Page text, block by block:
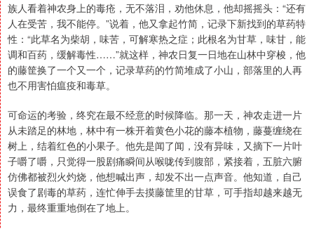
族人看着神农身上的毒疮，无不落泪，劝他休息，他却摇摇头：“还有
人在受苦，我不能停。”说着，他又拿起竹简，记录下新找到的草药特
性：“此草名为柴胡，味苦，可解寒热之症；此根名为甘草，味甘，能
调和百药，缓解毒性……”就这样，神农日复一日地在山林中穿梭，他
的藤筐换了一个又一个，记录草药的竹简堆成了小山，部落里的人再
也不用害怕瘟疫和毒草。
可命运的考验，终究在最不经意的时候降临。那一天，神农走进一片
从未踏足的林地，林中有一株开着黄色小花的藤本植物，藤蔓缠绕在
树上，结着红色的小果子。他先是闻了闻，没有异味，又摘下一片叶
子嚼了嚼，只觉得一股剧痛瞬间从喉咙传到腹部，紧接着，五脏六腑
仿佛都被烈火灼烧，他想喊出声，却发不出一点声音。他知道，自己
误食了剧毒的草药，连忙伸手去摸藤筐里的甘草，可手指却越来越无
力，最终重重地倒在了地上。